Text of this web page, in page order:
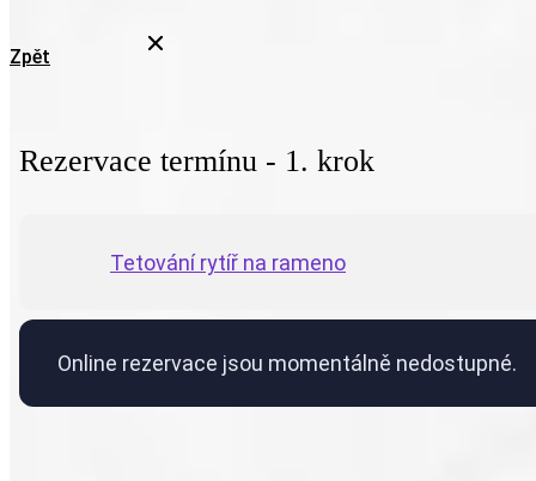
Zpět
Rezervace termínu - 1. krok
Tetování rytíř na rameno
Online rezervace jsou momentálně nedostupné.